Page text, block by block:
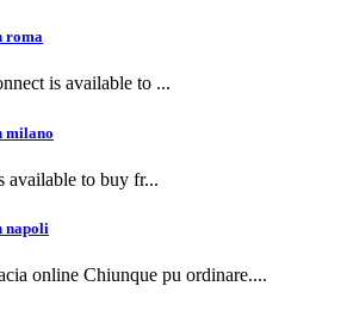
roma
is available to ...
milano
available to buy fr...
napoli
online Chiunque pu ordinare....